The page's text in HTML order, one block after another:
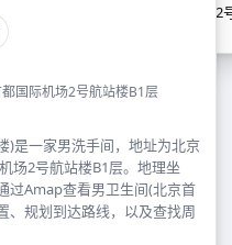
国际机场2号航站楼B1层
)是一家男洗手间，地址为北京
场2号航站楼B1层。地理坐
过Amap查看男卫生间(北京首
、规划到达路线，以及查找周
男卫生间(北京首都国际机场2